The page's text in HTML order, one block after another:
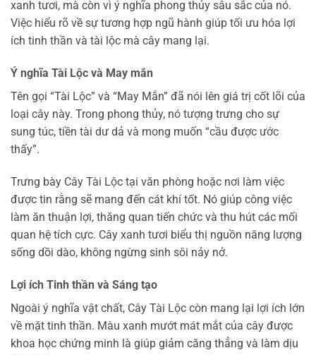
xanh tươi, mà còn vì ý nghĩa phong thủy sâu sắc của nó.
Việc hiểu rõ về sự tương hợp ngũ hành giúp tối ưu hóa lợi
ích tinh thần và tài lộc mà cây mang lại.
Ý nghĩa Tài Lộc và May mắn
Tên gọi “Tài Lộc” và “May Mắn” đã nói lên giá trị cốt lõi của
loại cây này. Trong phong thủy, nó tượng trưng cho sự
sung túc, tiền tài dư dả và mong muốn “cầu được ước
thấy”.
Trưng bày Cây Tài Lộc tại văn phòng hoặc nơi làm việc
được tin rằng sẽ mang đến cát khí tốt. Nó giúp công việc
làm ăn thuận lợi, thăng quan tiến chức và thu hút các mối
quan hệ tích cực. Cây xanh tươi biểu thị nguồn năng lượng
sống dồi dào, không ngừng sinh sôi nảy nở.
Lợi ích Tinh thần và Sáng tạo
Ngoài ý nghĩa vật chất, Cây Tài Lộc còn mang lại lợi ích lớn
về mặt tinh thần. Màu xanh mướt mát mắt của cây được
khoa học chứng minh là giúp giảm căng thẳng và làm dịu